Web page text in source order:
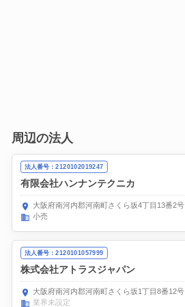
周辺の法人
法人番号：2120102019247
有限会社ハンナンテクニカ
大阪府南河内郡河南町さくら坂4丁目13番2号
小売
法人番号：2120101057999
株式会社アトラスジャパン
大阪府南河内郡河南町さくら坂1丁目8番12号
業界未設定